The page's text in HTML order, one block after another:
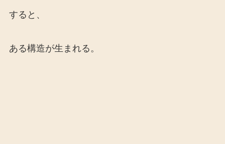
すると、
ある構造が生まれる。